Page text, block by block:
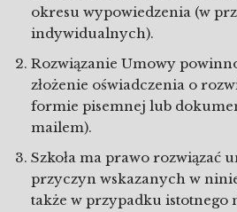
okresu wypowiedzenia (w
indywidualnych).
Rozwiązanie Umowy
złożenie oświadczenia o
formie pisemnej lub
mailem).
Szkoła ma prawo rozwiązać
przyczyn wskazanych w
także w przypadku istotnego